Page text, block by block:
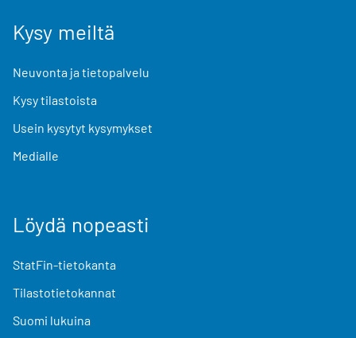
Kysy meiltä
Neuvonta ja tietopalvelu
Kysy tilastoista
Usein kysytyt kysymykset
Medialle
Löydä nopeasti
StatFin-tietokanta
Tilastotietokannat
Suomi lukuina